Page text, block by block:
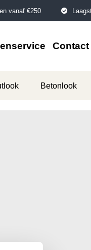
vanaf €250
Contact
Betonlook